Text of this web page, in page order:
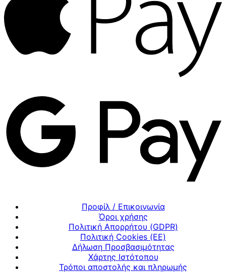
Προφίλ / Επικοινωνία
Όροι χρήσης
Πολιτική Απορρήτου (GDPR)
Πολιτική Cookies (ΕΕ)
Δήλωση Προσβασιμότητας
Χάρτης Ιστότοπου
Τρόποι αποστολής και πληρωμής